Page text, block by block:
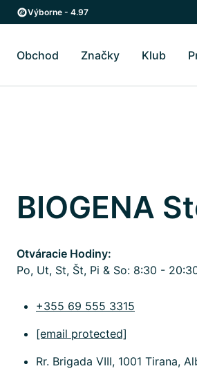
Skip to main content
Skip to main navigation
Výborne - 4.97
Obchod Prepnúť podmenu Obchod
Značky Prepnúť podmenu
Klub
BIOGENA
Otváracie Hodiny:
Po, Ut, St, Št, Pi & So: 8:30 -
+355 69 555 3315
[email protected]
Rr. Brigada VIII, 1001 Tirana,